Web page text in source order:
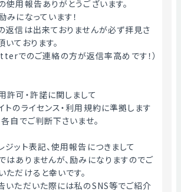
使用報告ありがとうございます。
みになっています！
返信は出来ておりませんが必ず拝見さ
いております。
でのご連絡の方が返信率高めです！）
可・許諾に関しまして
トのライセンス・利用規約に準拠します
各自でご判断下さいませ。
ット表記、使用報告につきまして
はありませんが、励みになりますのでご
ただけると幸いです。
いただいた際には私のSNS等でご紹介